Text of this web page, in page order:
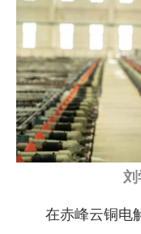
企业文化
行情报价
数字报
刘
在赤峰云铜电